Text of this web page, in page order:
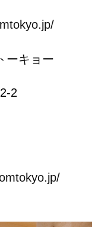
ーキョー
2